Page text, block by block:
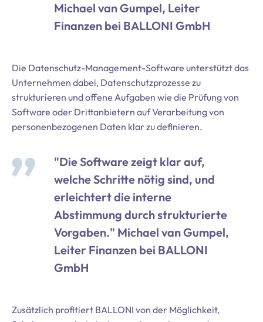
Michael van Gumpel, Leiter
Finanzen bei BALLONI GmbH
Die Datenschutz-Management-Software unterstützt das
Unternehmen dabei, Datenschutzprozesse zu
strukturieren und offene Aufgaben wie die Prüfung von
Software oder Drittanbietern auf Verarbeitung von
personenbezogenen Daten klar zu definieren.
"Die Software zeigt klar auf,
welche Schritte nötig sind, und
erleichtert die interne
Abstimmung durch strukturierte
Vorgaben." Michael van Gumpel,
Leiter Finanzen bei BALLONI
GmbH
Zusätzlich profitiert BALLONI von der Möglichkeit,